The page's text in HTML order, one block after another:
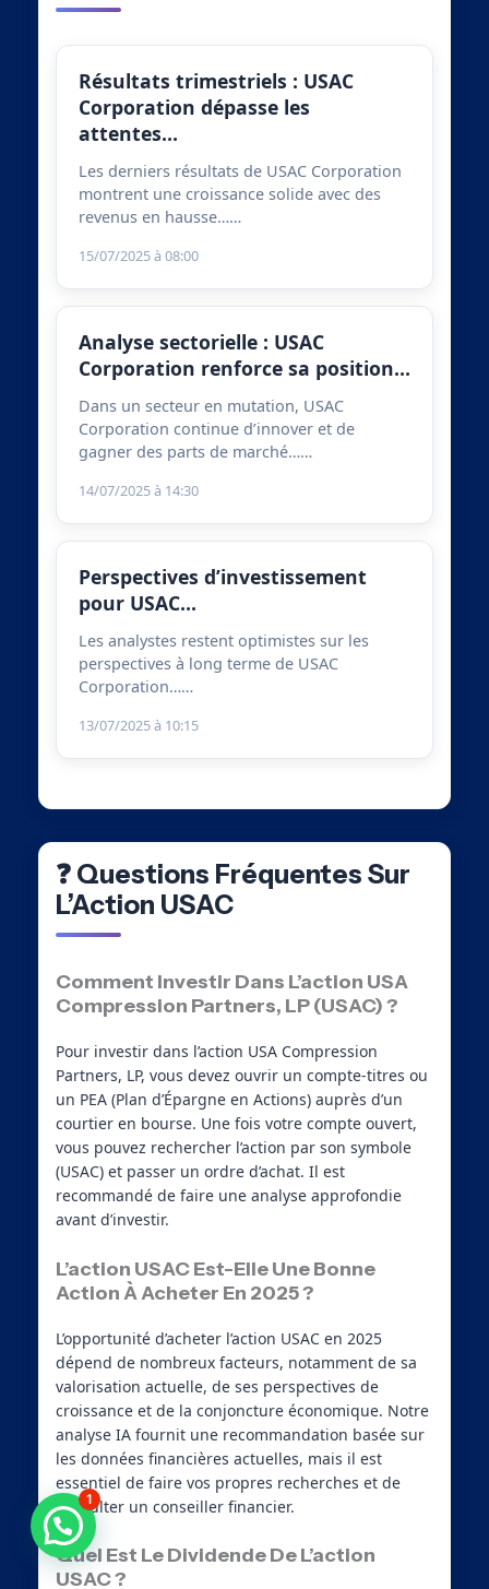
Résultats trimestriels : USAC
Corporation dépasse les
attentes…
Les derniers résultats de USAC Corporation
montrent une croissance solide avec des
revenus en hausse……
15/07/2025 à 08:00
Analyse sectorielle : USAC
Corporation renforce sa position…
Dans un secteur en mutation, USAC
Corporation continue d’innover et de
gagner des parts de marché……
14/07/2025 à 14:30
Perspectives d’investissement
pour USAC…
Les analystes restent optimistes sur les
perspectives à long terme de USAC
Corporation……
13/07/2025 à 10:15
❓ Questions Fréquentes Sur
L’Action USAC
Comment Investir Dans L’action USA
Compression Partners, LP (USAC) ?
Pour investir dans l’action USA Compression
Partners, LP, vous devez ouvrir un compte-titres ou
un PEA (Plan d’Épargne en Actions) auprès d’un
courtier en bourse. Une fois votre compte ouvert,
vous pouvez rechercher l’action par son symbole
(USAC) et passer un ordre d’achat. Il est
recommandé de faire une analyse approfondie
avant d’investir.
L’action USAC Est-Elle Une Bonne
Action À Acheter En 2025 ?
L’opportunité d’acheter l’action USAC en 2025
dépend de nombreux facteurs, notamment de sa
valorisation actuelle, de ses perspectives de
croissance et de la conjoncture économique. Notre
analyse IA fournit une recommandation basée sur
les données financières actuelles, mais il est
essentiel de faire vos propres recherches et de
consulter un conseiller financier.
Quel Est Le Dividende De L’action
USAC ?
1